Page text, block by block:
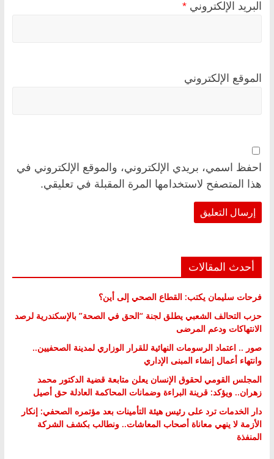
البريد الإلكتروني *
الموقع الإلكتروني
احفظ اسمي، بريدي الإلكتروني، والموقع الإلكتروني في
هذا المتصفح لاستخدامها المرة المقبلة في تعليقي.
أحدث المقالات
فرحات سليمان يكتب: القطاع الصحي إلى أين؟
حزب التحالف الشعبي يطلق لجنة “الحق في الصحة” بالإسكندرية لرصد
الانتهاكات ودعم المرضى
صور .. اعتماد الرسومات النهائية للقرار الوزاري لمدينة الصحفيين..
وانتهاء أعمال إنشاء المبنى الإداري
المجلس القومي لحقوق الإنسان يعلن متابعة قضية الدكتور محمد
زهران.. ويؤكد: قرينة البراءة وضمانات المحاكمة العادلة حق أصيل
دار الخدمات ترد على رئيس هيئة التأمينات بعد مؤتمره الصحفي: إنكار
الأزمة لا ينهي معاناة أصحاب المعاشات.. ونطالب بكشف الشركة
المنفذة